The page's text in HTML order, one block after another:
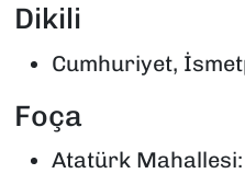
Dikili
Cumhuriyet,
Foça
Atatürk Mahallesi: